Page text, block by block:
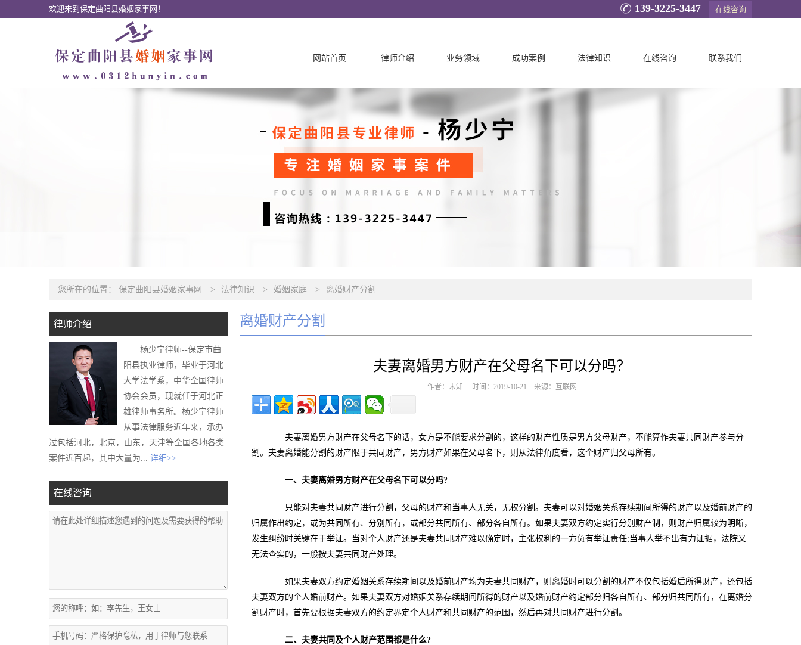
欢迎来到保定曲阳县婚姻家事网！ 139-3225-3447 在线咨询
网站首页 律师介绍 业务领域 成功案例 法律知识 在线咨询 联系我们
您所在的位置： 保定曲阳县婚姻家事网 > 法律知识 > 婚姻家庭 > 离婚财产分割
律师介绍
杨少宁律师--保定市曲
阳县执业律师，毕业于河北
大学法学系，中华全国律师
协会会员，现就任于河北正
雄律师事务所。杨少宁律师
从事法律服务近年来，承办
过包括河北，北京，山东，天津等全国各地各类
案件近百起，其中大量为... 详细>>
在线咨询
离婚财产分割
夫妻离婚男方财产在父母名下可以分吗？
作者：未知 时间：2019-10-21 来源：互联网
夫妻离婚男方财产在父母名下的话，女方是不能要求分割的，这样的财产性质是男方父母财产，不能算作夫妻共同财产参与分
割。夫妻离婚能分割的财产限于共同财产，男方财产如果在父母名下，则从法律角度看，这个财产归父母所有。
一、夫妻离婚男方财产在父母名下可以分吗?
只能对夫妻共同财产进行分割，父母的财产和当事人无关，无权分割。夫妻可以对婚姻关系存续期间所得的财产以及婚前财产的
归属作出约定，或为共同所有、分别所有，或部分共同所有、部分各自所有。如果夫妻双方约定实行分别财产制，则财产归属较为明晰，
发生纠纷时关键在于举证。当对个人财产还是夫妻共同财产难以确定时，主张权利的一方负有举证责任;当事人举不出有力证据，法院又
无法查实的，一般按夫妻共同财产处理。
如果夫妻双方约定婚姻关系存续期间以及婚前财产均为夫妻共同财产，则离婚时可以分割的财产不仅包括婚后所得财产，还包括
夫妻双方的个人婚前财产。如果夫妻双方对婚姻关系存续期间所得的财产以及婚前财产约定部分归各自所有、部分归共同所有，在离婚分
割财产时，首先要根据夫妻双方的约定界定个人财产和共同财产的范围，然后再对共同财产进行分割。
二、夫妻共同及个人财产范围都是什么?